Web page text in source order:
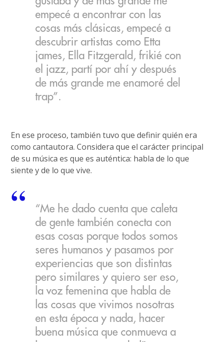
empecé a encontrar con las
cosas más clásicas, empecé a
descubrir artistas como Etta
james, Ella Fitzgerald, frikié con
el jazz, partí por ahí y después
de más grande me enamoré del
trap”.
En ese proceso, también tuvo que definir quién era
como cantautora. Considera que el carácter principal
de su música es que es auténtica: habla de lo que
siente y de lo que vive.
“Me he dado cuenta que caleta
de gente también conecta con
esas cosas porque todos somos
seres humanos y pasamos por
experiencias que son distintas
pero similares y quiero ser eso,
la voz femenina que habla de
las cosas que vivimos nosotras
en esta época y nada, hacer
buena música que conmueva a